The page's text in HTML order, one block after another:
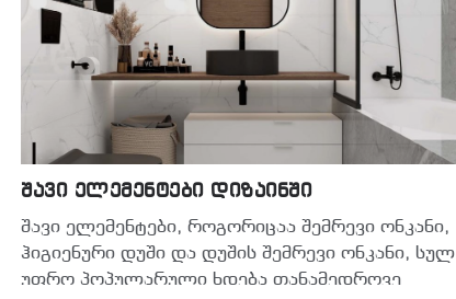
შავი ელემენტები დიზაინში
შავი ელემენტები, როგორიცაა შემრევი ონკანი,
ჰიგიენური დუში და დუშის შემრევი ონკანი, სულ
უფრო პოპულარული ხდება თანამედროვე